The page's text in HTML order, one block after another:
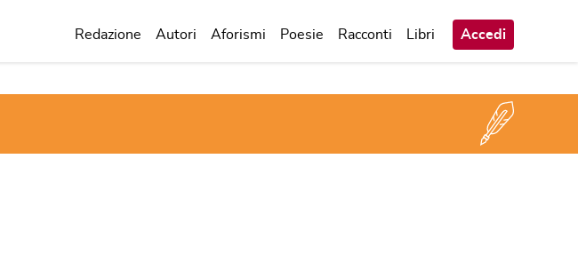
Redazione Autori Aforismi Poesie Racconti Libri Accedi